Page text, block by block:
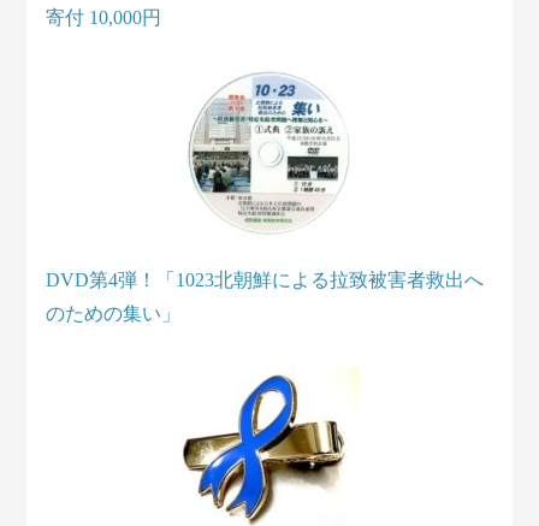
寄付 10,000円
DVD第4弾！「1023北朝鮮による拉致被害者救出へ
のための集い」